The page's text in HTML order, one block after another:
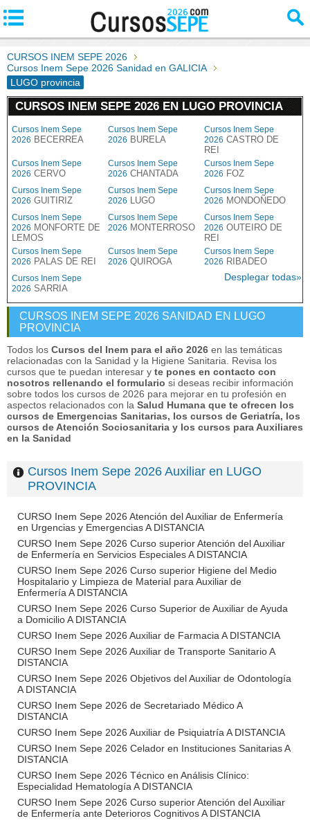
CURSOS INEM SEPE 2026
Cursos Inem Sepe 2026 Sanidad en GALICIA
LUGO provincia
CURSOS INEM SEPE 2026 EN LUGO PROVINCIA
Cursos Inem Sepe
2026 BECERREA
Cursos Inem Sepe
2026 BURELA
Cursos Inem Sepe
2026 CASTRO DE
REI
Cursos Inem Sepe
2026 CERVO
Cursos Inem Sepe
2026 CHANTADA
Cursos Inem Sepe
2026 FOZ
Cursos Inem Sepe
2026 GUITIRIZ
Cursos Inem Sepe
2026 LUGO
Cursos Inem Sepe
2026 MONDOÑEDO
Cursos Inem Sepe
2026 MONFORTE DE
LEMOS
Cursos Inem Sepe
2026 MONTERROSO
Cursos Inem Sepe
2026 OUTEIRO DE
REI
Cursos Inem Sepe
2026 PALAS DE REI
Cursos Inem Sepe
2026 QUIROGA
Cursos Inem Sepe
2026 RIBADEO
Cursos Inem Sepe
2026 SARRIA
Desplegar todas»
CURSOS INEM SEPE 2026 SANIDAD EN LUGO
PROVINCIA
Todos los Cursos del Inem para el año 2026 en las temáticas
relacionadas con la Sanidad y la Higiene Sanitaria. Revisa los
cursos que te puedan interesar y te pones en contacto con
nosotros rellenando el formulario si deseas recibir información
sobre todos los cursos de 2026 para mejorar en tu profesión en
aspectos relacionados con la Salud Humana que te ofrecen los
cursos de Emergencias Sanitarias, los cursos de Geriatría, los
cursos de Atención Sociosanitaria y los cursos para Auxiliares
en la Sanidad
Cursos Inem Sepe 2026 Auxiliar en LUGO
PROVINCIA
CURSO Inem Sepe 2026 Atención del Auxiliar de Enfermería
en Urgencias y Emergencias A DISTANCIA
CURSO Inem Sepe 2026 Curso superior Atención del Auxiliar
de Enfermería en Servicios Especiales A DISTANCIA
CURSO Inem Sepe 2026 Curso superior Higiene del Medio
Hospitalario y Limpieza de Material para Auxiliar de
Enfermería A DISTANCIA
CURSO Inem Sepe 2026 Curso Superior de Auxiliar de Ayuda
a Domicilio A DISTANCIA
CURSO Inem Sepe 2026 Auxiliar de Farmacia A DISTANCIA
CURSO Inem Sepe 2026 Auxiliar de Transporte Sanitario A
DISTANCIA
CURSO Inem Sepe 2026 Objetivos del Auxiliar de Odontología
A DISTANCIA
CURSO Inem Sepe 2026 de Secretariado Médico A
DISTANCIA
CURSO Inem Sepe 2026 Auxiliar de Psiquiatría A DISTANCIA
CURSO Inem Sepe 2026 Celador en Instituciones Sanitarias A
DISTANCIA
CURSO Inem Sepe 2026 Técnico en Análisis Clínico:
Especialidad Hematología A DISTANCIA
CURSO Inem Sepe 2026 Curso superior Atención del Auxiliar
de Enfermería ante Deterioros Cognitivos A DISTANCIA